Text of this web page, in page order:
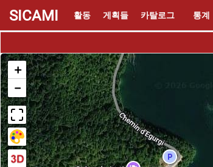
SICAMI 활동 게획들 카탈로그 통계
+
−